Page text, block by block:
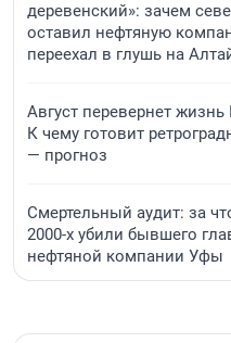
деревенский»: зачем
оставил нефтяную
переехал в глушь на
Август перевернет жизнь
К чему готовит
— прогноз
Смертельный аудит: за
2000-х убили бывшего
нефтяной компании Уфы